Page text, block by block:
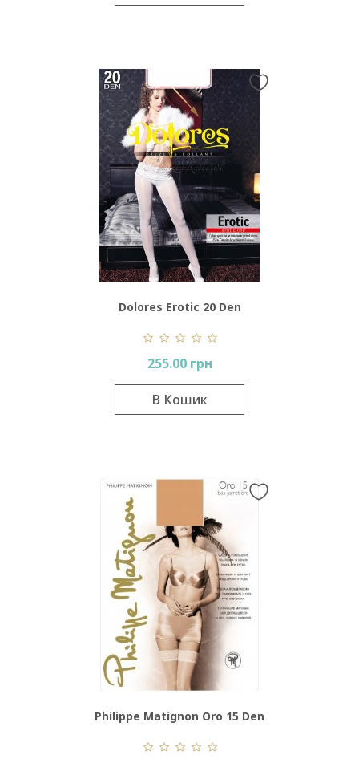
Dolores Erotic 20 Den
255.00 грн
В Кошик
Philippe Matignon Oro 15 Den
Bas-Jarretiere